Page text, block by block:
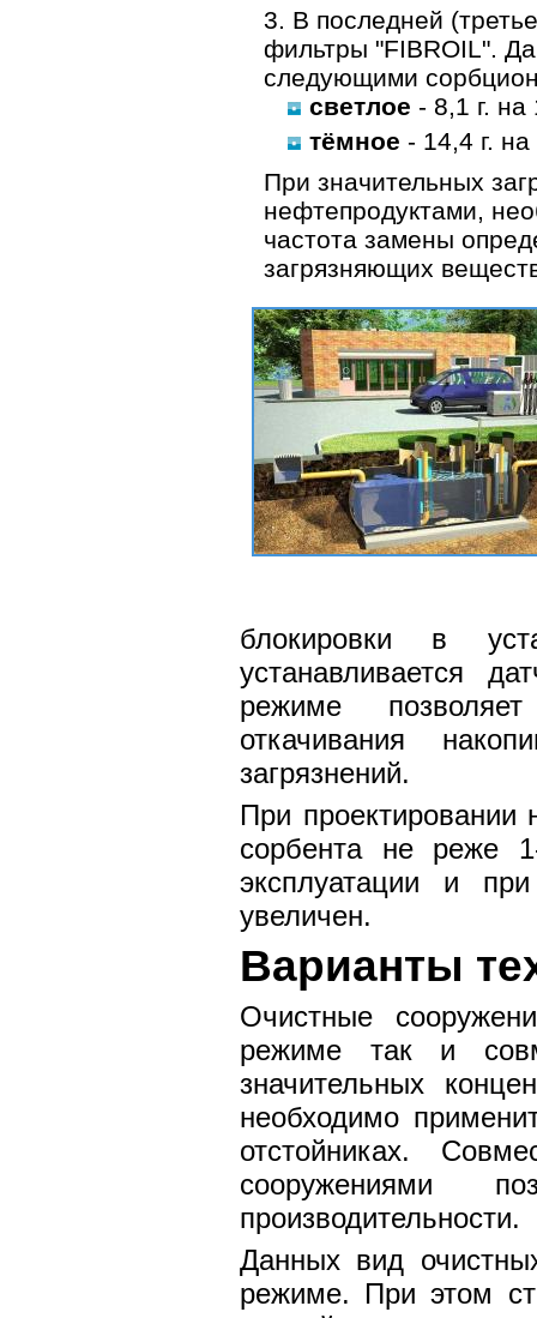
В последней
фильтры "FIBROIL".
следующими
светлое - 8,1 г. на
тёмное - 14,4 г.
При значительных
нефтепродуктами,
частота замены
загрязняющих
блокировки в
устанавливается
режиме
откачивания
загрязнений.
При проектировании
сорбента не реже
эксплуатации и
увеличен.
Варианты
Очистные
режиме так и
значительных
необходимо
отстойниках.
сооружениями
производительности.
Данных вид
режиме. При этом